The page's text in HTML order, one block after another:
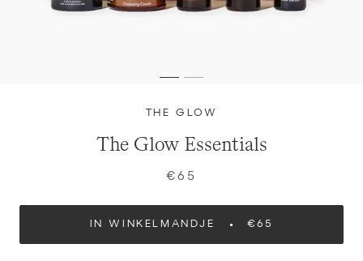
THE GLOW
The Glow Essentials
€65
IN WINKELMANDJE €65